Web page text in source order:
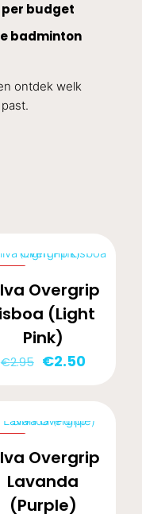
budget
badminton
ontdek welk
Overgrip
(Light
Pink)
€2.95
€2.95.
€2.50Huidige
€2.50.
Overgrip
Lavanda
(Purple)